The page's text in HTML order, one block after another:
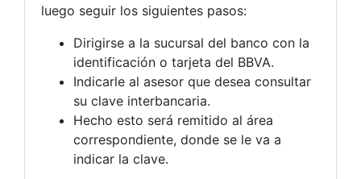
luego seguir los siguientes pasos:
Dirigirse a la sucursal del banco con la
identificación o tarjeta del BBVA.
Indicarle al asesor que desea consultar
su clave interbancaria.
Hecho esto será remitido al área
correspondiente, donde se le va a
indicar la clave.